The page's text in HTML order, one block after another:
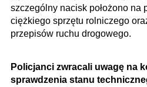
szczególny nacisk położono na
ciężkiego sprzętu rolniczego
przepisów ruchu drogowego.
Policjanci zwracali uwagę na
sprawdzenia stanu